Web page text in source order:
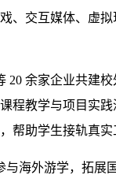
、交互媒体、虚
20 余家企业共建
程教学与项目实
帮助学生接轨真实
海外游学，拓展